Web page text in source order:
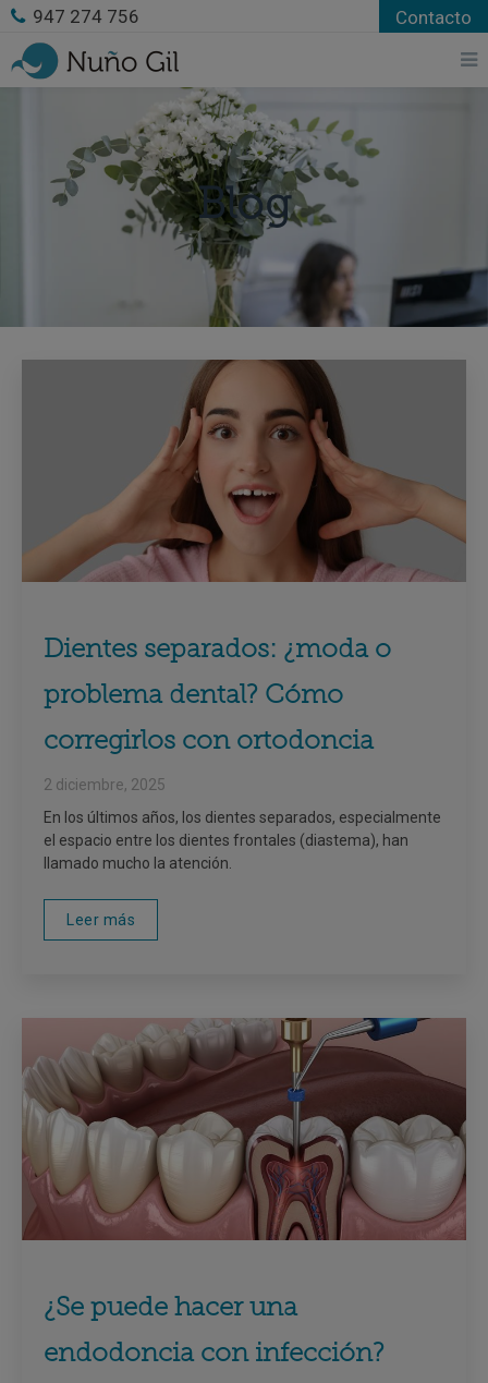
Blog
Dientes separados: ¿moda o
problema dental? Cómo
corregirlos con ortodoncia
2 diciembre, 2025
En los últimos años, los dientes separados, especialmente
el espacio entre los dientes frontales (diastema), han
llamado mucho la atención.
Leer más
¿Se puede hacer una
endodoncia con infección?
947 274 756 Contacto